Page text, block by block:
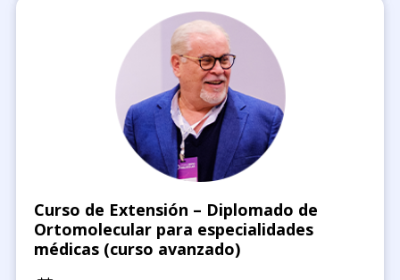
Curso de Extensión – Diplomado de
Ortomolecular para especialidades
médicas (curso avanzado)